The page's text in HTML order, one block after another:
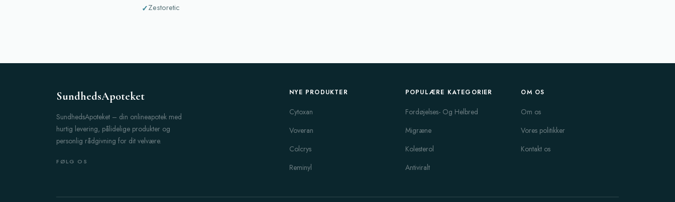
Zestoretic
SundhedsApoteket
SundhedsApoteket – din onlineapotek med
hurtig levering, pålidelige produkter og
personlig rådgivning for dit velvære.
FØLG OS
NYE PRODUKTER
Cytoxan
Voveran
Colcrys
Reminyl
POPULÆRE KATEGORIER
Fordøjelses- Og Helbred
Migræne
Kolesterol
Antiviralt
OM OS
Om os
Vores politikker
Kontakt os